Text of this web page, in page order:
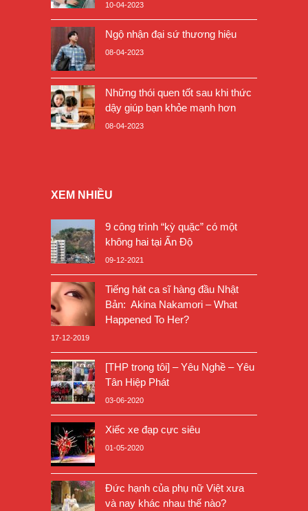
10-04-2023
Ngộ nhận đại sứ thương hiệu
08-04-2023
Những thói quen tốt sau khi thức
dậy giúp bạn khỏe mạnh hơn
08-04-2023
XEM NHIỀU
9 công trình “kỳ quặc” có một
không hai tại Ấn Độ
09-12-2021
Tiếng hát ca sĩ hàng đầu Nhật
Bản: Akina Nakamori – What
Happened To Her?
17-12-2019
[THP trong tôi] – Yêu Nghề – Yêu
Tân Hiệp Phát
03-06-2020
Xiếc xe đạp cực siêu
01-05-2020
Đức hạnh của phụ nữ Việt xưa
và nay khác nhau thế nào?